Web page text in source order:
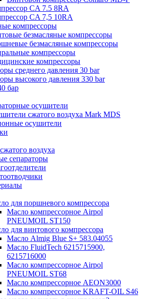
CA 7.5 8RA
CA 7,5 10RA
компрессоры
безмасляные компрессоры
безмасляные компрессоры
компрессоры
компрессоры
среднего давления 30 bar
высокого давления 330 bar
бар
осушители
сжатого воздуха Mark MDS
осушители
воздуха
сепараторы
для поршневого компрессора
Масло компрессорное Airpol
PNEUMOIL ST150
для винтового компрессора
Масло Almig Blue S+ 583.04055
Масло FluidTech 6215715900,
6215716000
Масло компрессорное Airpol
PNEUMOIL ST68
Масло компрессорное AEON3000
Масло компрессорное KRAFT-OIL S46